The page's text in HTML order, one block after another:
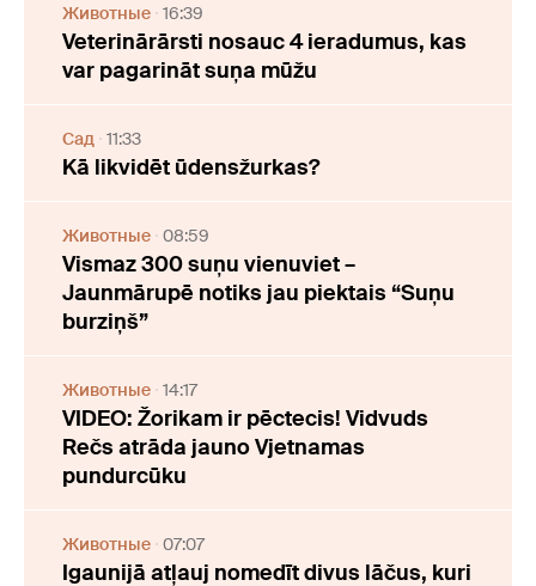
Животные 16:39
Veterinārārsti nosauc 4 ieradumus, kas
var pagarināt suņa mūžu
Cад 11:33
Kā likvidēt ūdensžurkas?
Животные 08:59
Vismaz 300 suņu vienuviet –
Jaunmārupē notiks jau piektais “Suņu
burziņš”
Животные 14:17
VIDEO: Žorikam ir pēctecis! Vidvuds
Rečs atrāda jauno Vjetnamas
pundurcūku
Животные 07:07
Igaunijā atļauj nomedīt divus lāčus, kuri